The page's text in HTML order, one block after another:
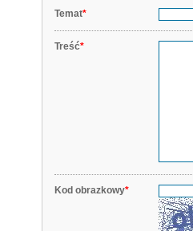
Temat*
Treść*
Kod obrazkowy*